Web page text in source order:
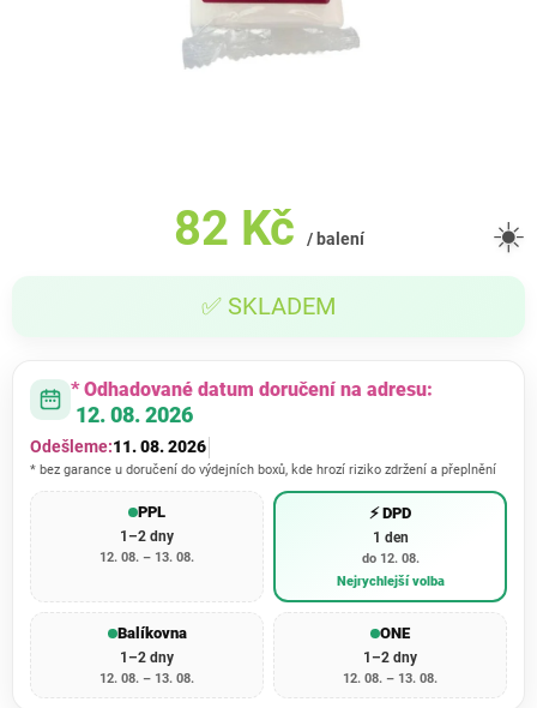
82 Kč / balení
cena:
✅ SKLADEM
☀️
* Odhadované datum doručení na adresu:
12. 08. 2026
Odešleme:11. 08. 2026
* bez garance u doručení do výdejních boxů, kde hrozí riziko zdržení a přeplnění
PPL
1–2 dny
12. 08. – 13. 08.
⚡ DPD
1 den
do 12. 08.
Nejrychlejší volba
Balíkovna
1–2 dny
12. 08. – 13. 08.
ONE
1–2 dny
12. 08. – 13. 08.